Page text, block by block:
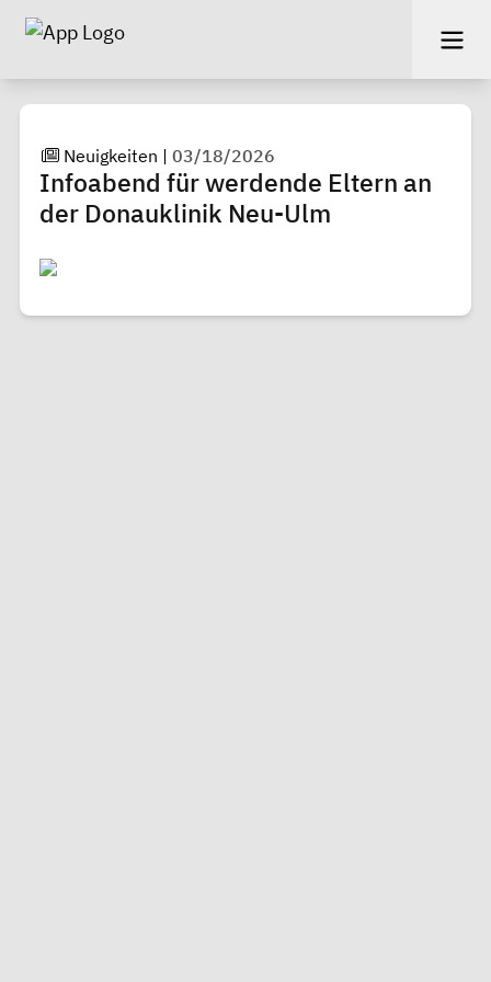
Neuigkeiten |03/18/2026
Infoabend für werdende Eltern an
der Donauklinik Neu-Ulm